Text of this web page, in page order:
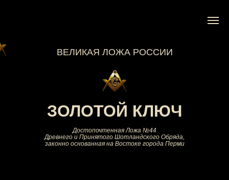
ВЕЛИКАЯ ЛОЖА РОССИИ
Достопочтенная Ложа №44
Древнего и Принятого Шотландского Обряда,
законно основанная на Востоке города Перми
ЗОЛОТОЙ КЛЮЧ